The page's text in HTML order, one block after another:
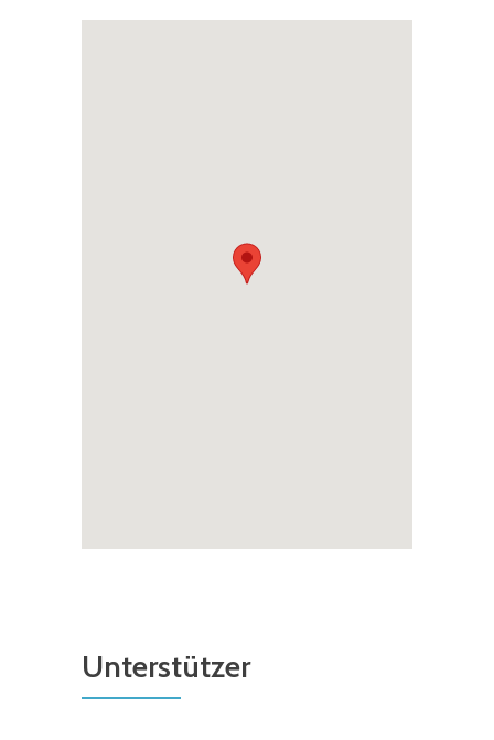
Unterstützer